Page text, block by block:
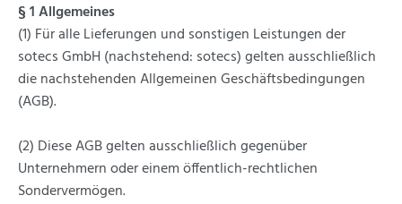
§ 1 Allgemeines
(1) Für alle Lieferungen und sonstigen Leistungen der
sotecs GmbH (nachstehend: sotecs) gelten ausschließlich
die nachstehenden Allgemeinen Geschäftsbedingungen
(AGB).
(2) Diese AGB gelten ausschließlich gegenüber
Unternehmern oder einem öffentlich-rechtlichen
Sondervermögen.